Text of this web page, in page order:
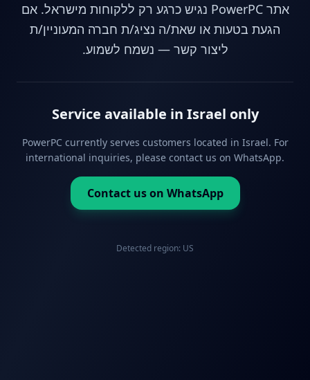
אתר PowerPC נגיש כרגע רק ללקוחות מישראל. אם
הגעת בטעות או שאת/ה נציג/ת חברה המעוניין/ת
ליצור קשר — נשמח לשמוע.
Service available in Israel only
PowerPC currently serves customers located in Israel. For
international inquiries, please contact us on WhatsApp.
Contact us on WhatsApp
Detected region: US